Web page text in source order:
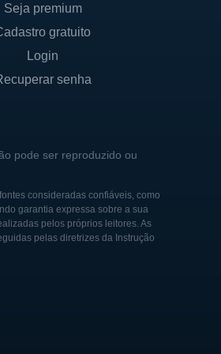
Seja premium
gratuito
Login
senha
pode ser reproduzido ou
consideradas confiáveis, como
garantia expressa sobre a sua
pelos próprios leitores. As
pelas diretrizes da Instrução